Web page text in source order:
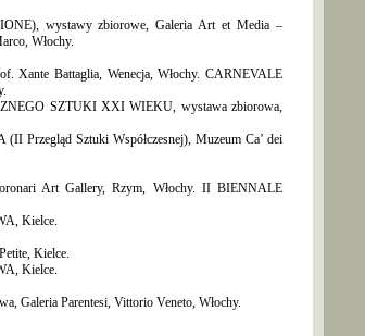
wystawy zbiorowe, Galeria Art et Media –
Włochy.
Xante Battaglia, Wenecja, Włochy. CARNEVALE
SZTUKI XXI WIEKU, wystawa zbiorowa,
Przegląd Sztuki Współczesnej), Muzeum Ca’ dei
Art Gallery, Rzym, Włochy. II BIENNALE
Kielce.
Kielce.
Kielce.
Galeria Parentesi, Vittorio Veneto, Włochy.